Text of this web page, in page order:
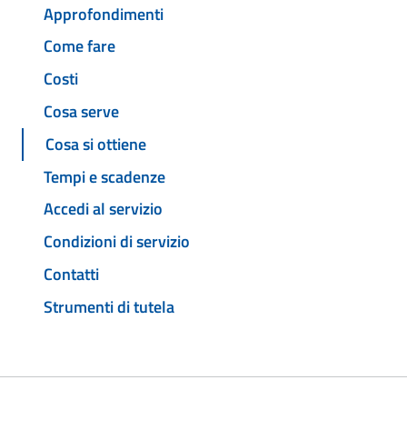
Approfondimenti
Come fare
Costi
Cosa serve
Cosa si ottiene
Tempi e scadenze
Accedi al servizio
Condizioni di servizio
Contatti
Strumenti di tutela